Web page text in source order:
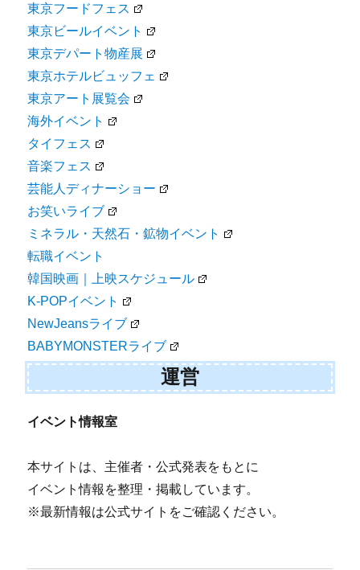
東京フードフェス
東京ビールイベント
東京デパート物産展
東京ホテルビュッフェ
東京アート展覧会
海外イベント
タイフェス
音楽フェス
芸能人ディナーショー
お笑いライブ
ミネラル・天然石・鉱物イベント
転職イベント
韓国映画｜上映スケジュール
K-POPイベント
NewJeansライブ
BABYMONSTERライブ
運営
イベント情報室
本サイトは、主催者・公式発表をもとに
イベント情報を整理・掲載しています。
※最新情報は公式サイトをご確認ください。